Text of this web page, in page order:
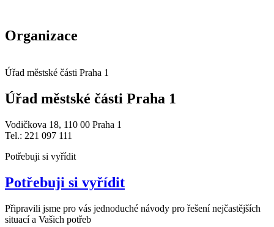
Organizace
Úřad městské části Praha 1
Úřad městské části Praha 1
Vodičkova 18, 110 00 Praha 1
Tel.: 221 097 111
Potřebuji si vyřídit
Potřebuji si vyřídit
Připravili jsme pro vás jednoduché návody pro řešení nejčastějších
situací a Vašich potřeb